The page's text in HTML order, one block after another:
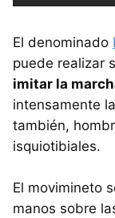
El denominado
puede realizar
imitar la
intensamente
también,
isquiotibiales.
El movimineto
manos sobre